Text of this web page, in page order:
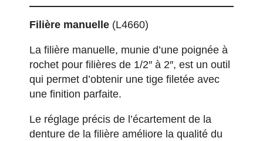
Filière manuelle (L4660)
La filière manuelle, munie d’une poignée à
rochet pour filières de 1/2″ à 2″, est un outil
qui permet d’obtenir une tige filetée avec
une finition parfaite.
Le réglage précis de l’écartement de la
denture de la filière améliore la qualité du